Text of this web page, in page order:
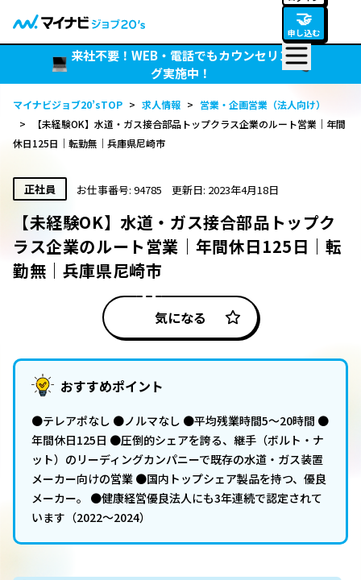
🤝
申し込む
来社不要！WEB・電話でもカウンセリン
グ実施中！
マイナビジョブ20’sTOP > 求人情報 > 営業・企画営業（法人向け）
>
【未経験OK】水道・ガス接合部品トップクラス企業のルート営業｜年間
休日125日｜転勤無｜兵庫県尼崎市
正社員 お仕事番号: 94785 更新日: 2023年4月18日
【未経験OK】水道・ガス接合部品トップク
ラス企業のルート営業｜年間休日125日｜転
勤無｜兵庫県尼崎市
気になる
おすすめポイント
●テレアポなし ●ノルマなし ●平均残業時間5～20時間 ●
年間休日125日 ●圧倒的シェアを誇る、継手（ボルト・ナ
ット）のリーディングカンパニーで既存の水道・ガス装置
メーカー向けの営業 ●国内トップシェア製品を持つ、優良
メーカー。 ●健康経営優良法人にも3年連続で認定されて
います（2022～2024）